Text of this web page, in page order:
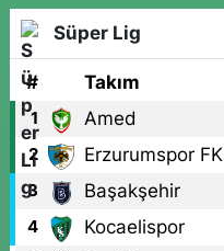
Süper Lig
# Takım
1 Amed
2 Erzurumspor FK
3 Başakşehir
4 Kocaelispor